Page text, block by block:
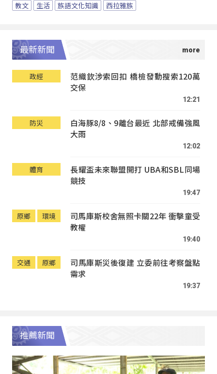
教文 生活 族語文化知識 西拉雅族
最新新聞
政經
范織欽涉索回扣 橋檢發動搜索120萬
交保
12:21
防災
白海豚8/8、9離台最近 北部戒備強風
大雨
12:02
體育
長耀盃未來聯盟開打 UBA和SBL同場
競技
19:47
原鄉 環境
司馬庫斯校舍無照卡關22年 衝擊童受
教權
19:40
交通 原鄉
司馬庫斯災後復建 立委前往考察盤點
需求
19:37
推薦新聞